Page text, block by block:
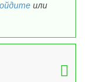
или